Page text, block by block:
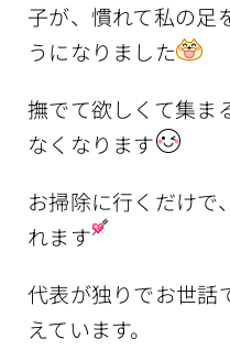
子が、慣れて私の足
うになりました
撫でて欲しくて集ま
なくなります
お掃除に行くだけで
れます
代表が独りでお世話
えています。